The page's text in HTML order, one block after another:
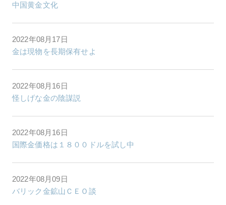
中国黄金文化
2022年08月17日
金は現物を長期保有せよ
2022年08月16日
怪しげな金の陰謀説
2022年08月16日
国際金価格は１８００ドルを試し中
2022年08月09日
バリック金鉱山ＣＥＯ談